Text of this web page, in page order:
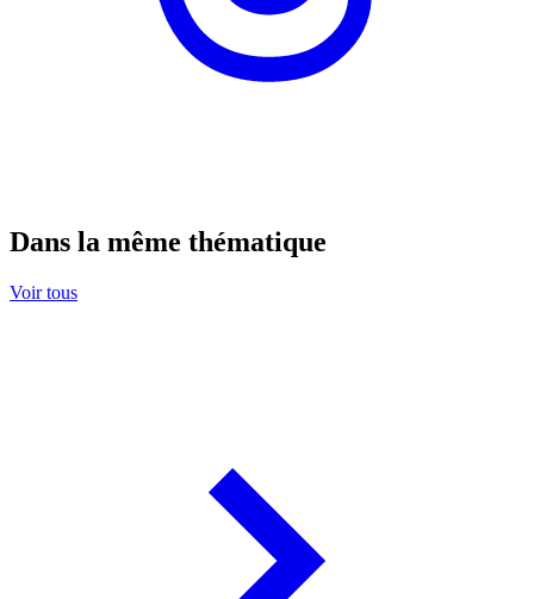
Dans la même thématique
Voir tous